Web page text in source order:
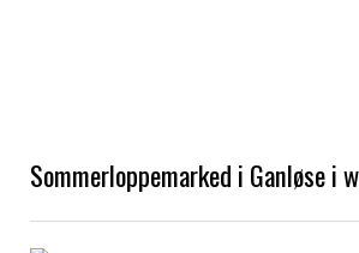
Sommerloppemarked i Ganløse i